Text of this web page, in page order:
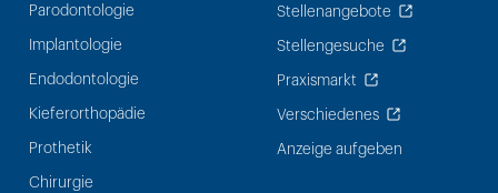
Parodontologie
Implantologie
Endodontologie
Kieferorthopädie
Prothetik
Chirurgie
Stellenangebote
Stellengesuche
Praxismarkt
Verschiedenes
Anzeige aufgeben